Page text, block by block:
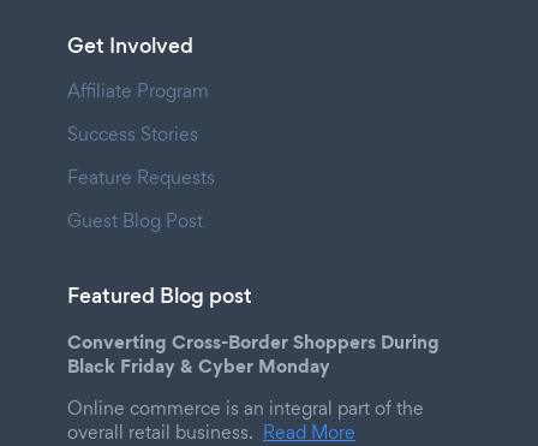
Get Involved
Affiliate Program
Success Stories
Feature Requests
Guest Blog Post
Featured Blog post
Converting Cross-Border Shoppers During
Black Friday & Cyber Monday
Online commerce is an integral part of the
overall retail business. Read More